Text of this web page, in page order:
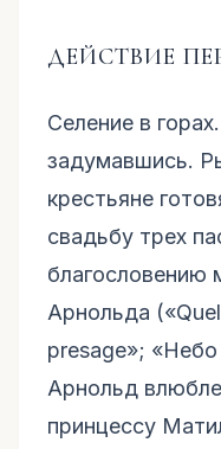
ДЕЙСТВИЕ
Селение в
задумавшись.
крестьяне
свадьбу трех
благословению
Арнольда
presage»; «Небо
Арнольд
принцессу